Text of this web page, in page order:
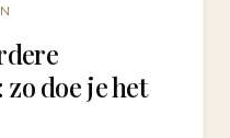
doe je het